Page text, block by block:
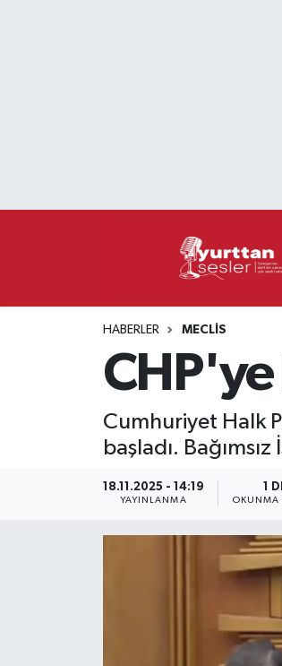
HABERLER MECLIS
CHP'ye
Cumhuriyet Halk
başladı.
18.11.2025 - 14:19
YAYINLANMA
1
OKUNMA
Süper Lig Puan Durumu ve Fikstür
Haber Arşivi